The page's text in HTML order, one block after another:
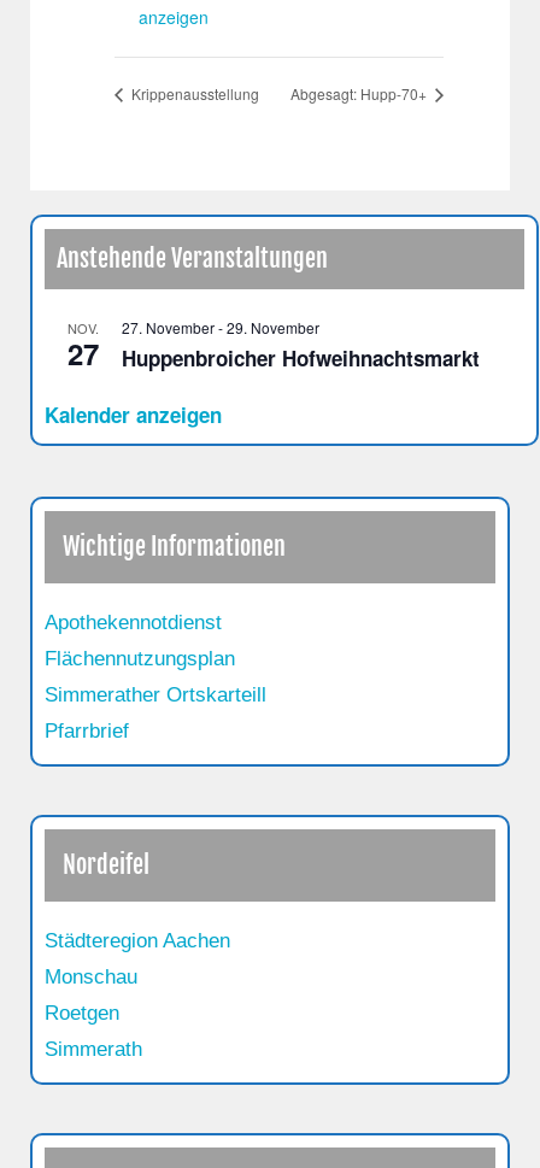
anzeigen
Krippenausstellung Abgesagt: Hupp-70+
Anstehende Veranstaltungen
NOV.
27
27. November-29. November
Huppenbroicher Hofweihnachtsmarkt
Kalender anzeigen
Wichtige Informationen
Apothekennotdienst
Flächennutzungsplan
Simmerather Ortskarteill
Pfarrbrief
Nordeifel
Städteregion Aachen
Monschau
Roetgen
Simmerath